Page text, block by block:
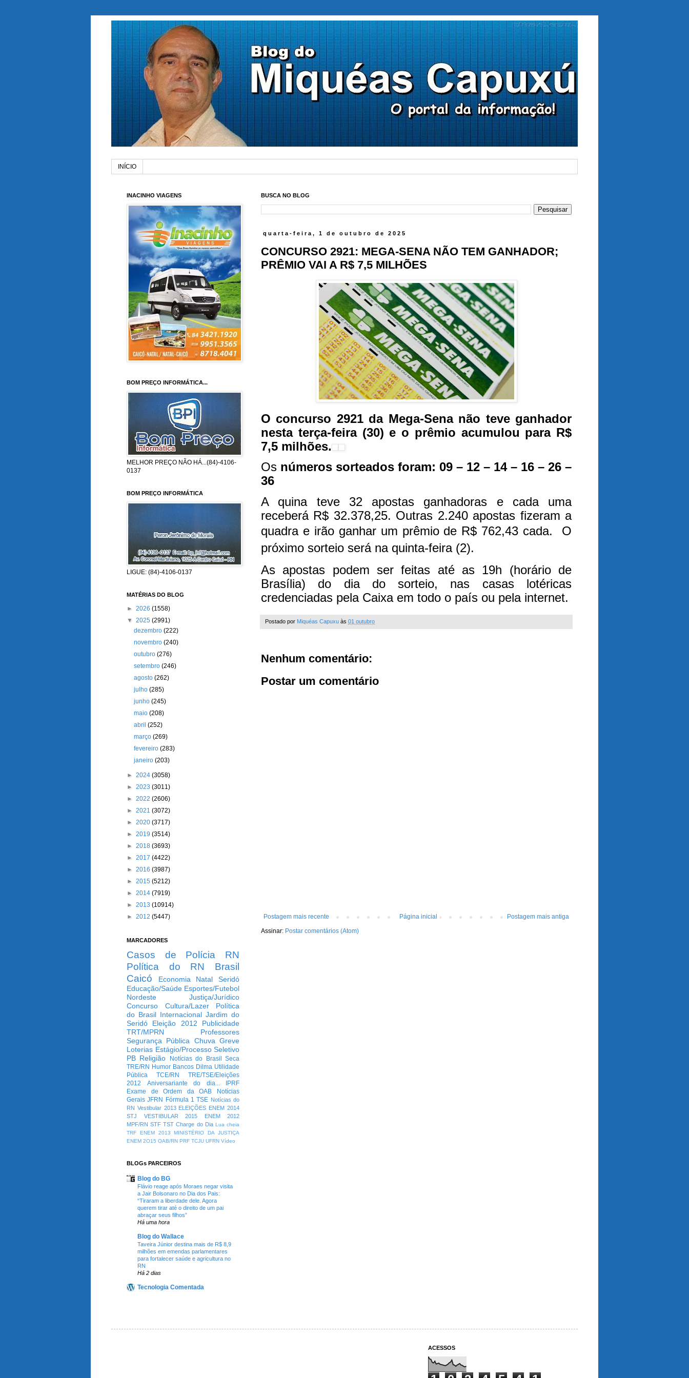
INÍCIO
BUSCA NO BLOG
quarta-feira, 1 de outubro de 2025
CONCURSO 2921: MEGA-SENA NÃO TEM GANHADOR;
PRÊMIO VAI A R$ 7,5 MILHÕES
O concurso 2921 da Mega-Sena não teve ganhador
nesta terça-feira (30) e o prêmio acumulou para R$
7,5 milhões.
Os números sorteados foram: 09 – 12 – 14 – 16 – 26 –
36
A quina teve 32 apostas ganhadoras e cada uma
receberá R$ 32.378,25. Outras 2.240 apostas fizeram a
quadra e irão ganhar um prêmio de R$ 762,43 cada. O
próximo sorteio será na quinta-feira (2).
As apostas podem ser feitas até as 19h (horário de
Brasília) do dia do sorteio, nas casas lotéricas
credenciadas pela Caixa em todo o país ou pela internet.
Postado por Miquéas Capuxu às 01 outubro
Nenhum comentário:
Postar um comentário
Postagem mais recente Postagem mais antiga
Página inicial
Assinar: Postar comentários (Atom)
INACINHO VIAGENS
BOM PREÇO INFORMÁTICA...
MELHOR PREÇO NÃO HÁ...(84)-4106-
0137
BOM PREÇO INFORMÁTICA
LIGUE: (84)-4106-0137
MATÉRIAS DO BLOG
► 2026 (1558)
▼ 2025 (2991)
dezembro(222)
novembro(240)
outubro(276)
setembro(246)
agosto(262)
julho(285)
junho(245)
maio(208)
abril(252)
março(269)
fevereiro(283)
janeiro(203)
► 2024 (3058)
► 2023 (3011)
► 2022 (2606)
► 2021 (3072)
► 2020 (3717)
► 2019 (3514)
► 2018 (3693)
► 2017 (4422)
► 2016 (3987)
► 2015 (5212)
► 2014 (7919)
► 2013 (10914)
► 2012 (5447)
MARCADORES
Casos de Polícia
RN
Política do RN
Brasil
Caicó
Economia Natal
Seridó
Educação/Saúde Esportes/Futebol
Nordeste
Justiça/Jurídico
Concurso
Cultura/Lazer
Política
do Brasil Internacional Jardim do
Seridó
Eleição 2012
Publicidade
TRT/MPRN
Professores
Segurança Pública Chuva Greve
Loterias Estágio/Processo Seletivo
PB Religião Notícias do Brasil
Seca
TRE/RN Humor Bancos Dilma Utilidade
Pública
TCE/RN
TRE/TSE/Eleições
2012
Aniversariante do dia...
IPRF
Exame de Ordem da OAB
Notícias
Gerais JFRN Fórmula 1 TSE Notícias do
RN Vestibular 2013 ELEIÇÕES ENEM 2014
STJ
VESTIBULAR 2015
ENEM 2012
MPF/RN STF TST Charge do Dia Lua cheia
TRF
ENEM 2013
MINISTÉRIO DA JUSTIÇA
ENEM 2O15 OAB/RN PRF TCJU UFRN Vídeo
BLOGs PARCEIROS
Blog do BG
Flávio reage após Moraes negar visita
a Jair Bolsonaro no Dia dos Pais:
“Tiraram a liberdade dele. Agora
querem tirar até o direito de um pai
abraçar seus filhos”
Há uma hora
Blog do Wallace
Taveira Júnior destina mais de R$ 8,9
milhões em emendas parlamentares
para fortalecer saúde e agricultura no
RN
Há 2 dias
Tecnologia Comentada
ACESSOS